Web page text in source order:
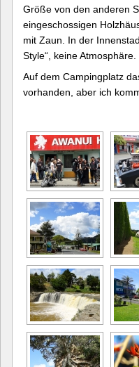
Größe von den anderen
eingeschossigen
mit Zaun. In der
Style“, keine Atmosphäre.
Auf dem Campingplatz
vorhanden, aber ich